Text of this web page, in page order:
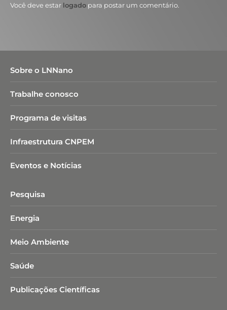
Você deve estar logado para postar um comentário.
Sobre o LNNano
Trabalhe conosco
Programa de visitas
Infraestrutura CNPEM
Eventos e Notícias
Pesquisa
Energia
Meio Ambiente
Saúde
Publicações Científicas